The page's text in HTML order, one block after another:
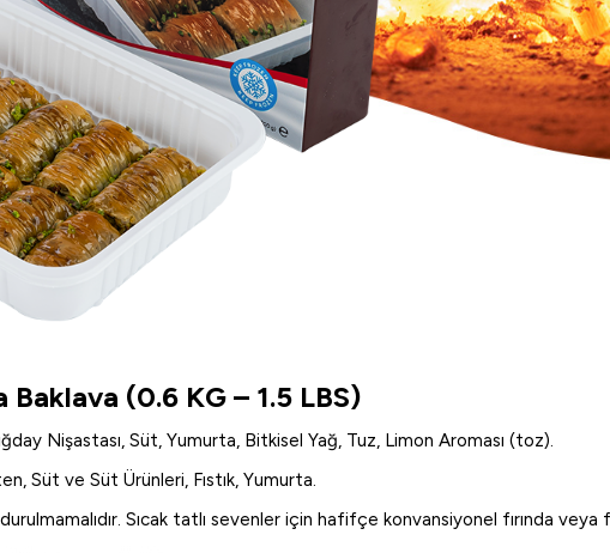
Baklava (0.6 KG – 1.5 LBS)
Nişastası, Süt, Yumurta, Bitkisel Yağ, Tuz, Limon Aroması (toz).
Süt ve Süt Ürünleri, Fıstık, Yumurta.
Sıcak tatlı sevenler için hafifçe konvansiyonel fırında veya